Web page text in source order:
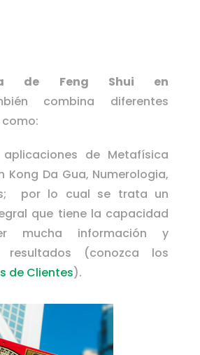
de Feng Shui en
combina diferentes
aplicaciones de Metafísica
Kong Da Gua, Numerologia,
por lo cual se trata un
que tiene la capacidad
mucha información y
resultados (conozca los
de Clientes).